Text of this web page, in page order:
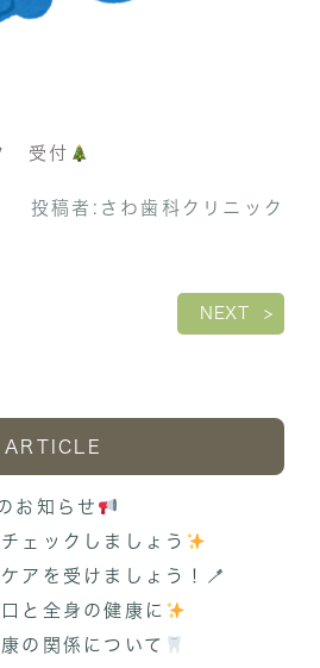
受付
投稿者: さわ歯科クリニック
NEXT
ARTICLE
お知らせ
ェックしましょう
アを受けましょう！🪥
と全身の健康に
の関係について